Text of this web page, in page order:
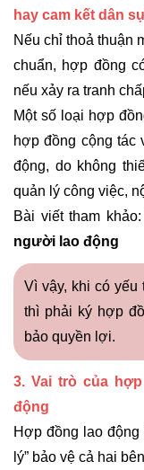
hay cam kết dân
Nếu chỉ thoả thuận
chuẩn, hợp đồng
nếu xảy ra tranh
Một số loại hợp
hợp đồng cộng tác
động, do không
quản lý công việc,
Bài viết tham khảo:
người lao động
Vì vậy, khi có yếu
thì phải ký hợp
bảo quyền lợi.
3. Vai trò của
động
Hợp đồng lao động
lý” bảo vệ cả hai